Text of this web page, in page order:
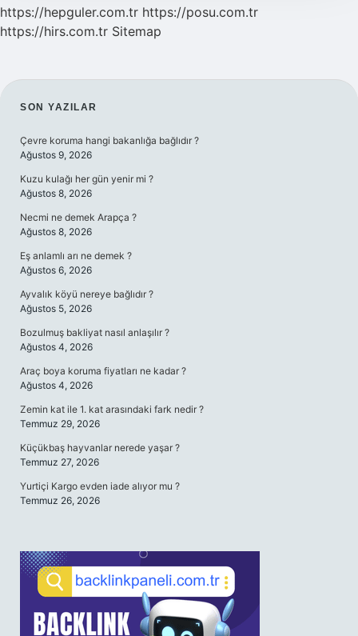
https://hepguler.com.tr https://posu.com.tr
https://hirs.com.tr Sitemap
SIDEBAR
SON YAZILAR
Çevre koruma hangi bakanlığa bağlıdır ?
Ağustos 9, 2026
Kuzu kulağı her gün yenir mi ?
Ağustos 8, 2026
Necmi ne demek Arapça ?
Ağustos 8, 2026
Eş anlamlı arı ne demek ?
Ağustos 6, 2026
Ayvalık köyü nereye bağlıdır ?
Ağustos 5, 2026
Bozulmuş bakliyat nasıl anlaşılır ?
Ağustos 4, 2026
Araç boya koruma fiyatları ne kadar ?
Ağustos 4, 2026
Zemin kat ile 1. kat arasındaki fark nedir ?
Temmuz 29, 2026
Küçükbaş hayvanlar nerede yaşar ?
Temmuz 27, 2026
Yurtiçi Kargo evden iade alıyor mu ?
Temmuz 26, 2026